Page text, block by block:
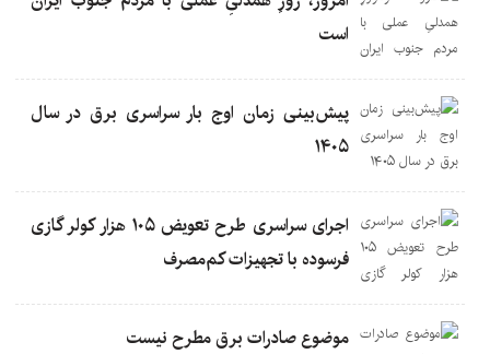
است
پیش‌بینی زمان اوج بار سراسری برق در سال
۱۴۰۵
اجرای سراسری طرح تعویض ۱۰۵ هزار کولر گازی
فرسوده با تجهیزات کم‌مصرف
موضوع صادرات برق مطرح نیست